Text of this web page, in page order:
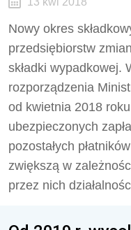
Nowy okres
przedsiębiorstw
składki wypadkowej.
rozporządzenia
od kwietnia 2018
ubezpieczonych
pozostałych
zwiększą w
przez nich